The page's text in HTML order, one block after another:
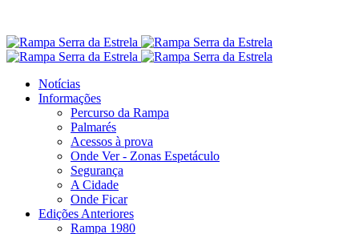
Notícias
Informações
Percurso da Rampa
Palmarés
Acessos à prova
Onde Ver - Zonas Espetáculo
Segurança
A Cidade
Onde Ficar
Edições Anteriores
Rampa 1980